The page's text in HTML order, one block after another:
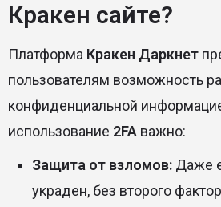
Кракен сайте?
Платформа Кракен Даркнет
пользователям возможность
конфиденциальной
использование 2FA важно:
Защита от взломов: Даже
украден, без второго